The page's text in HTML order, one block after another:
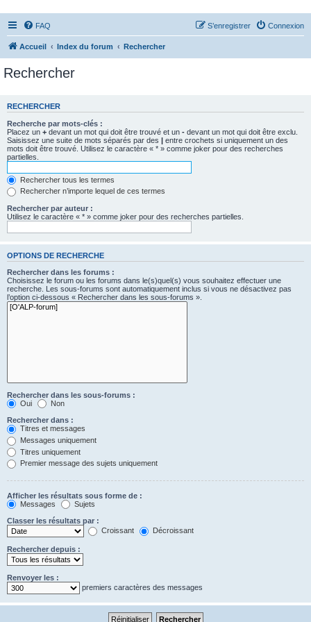
FAQ Connexion
S’enregistrer
Accueil Index du forum Rechercher
Rechercher
RECHERCHER
Recherche par mots-clés :
Placez un + devant un mot qui doit être trouvé et un - devant un mot qui doit être exclu.
Saisissez une suite de mots séparés par des | entre crochets si uniquement un des
mots doit être trouvé. Utilisez le caractère « * » comme joker pour des recherches
partielles.
Rechercher tous les termes
Rechercher n’importe lequel de ces termes
Rechercher par auteur :
Utilisez le caractère « * » comme joker pour des recherches partielles.
OPTIONS DE RECHERCHE
Rechercher dans les forums :
Choisissez le forum ou les forums dans le(s)quel(s) vous souhaitez effectuer une
recherche. Les sous-forums sont automatiquement inclus si vous ne désactivez pas
l’option ci-dessous « Rechercher dans les sous-forums ».
Rechercher dans les sous-forums :
Oui
Non
Rechercher dans :
Titres et messages
Messages uniquement
Titres uniquement
Premier message des sujets uniquement
Afficher les résultats sous forme de :
Messages
Sujets
Classer les résultats par :
Croissant
Décroissant
Rechercher depuis :
Renvoyer les :
premiers caractères des messages